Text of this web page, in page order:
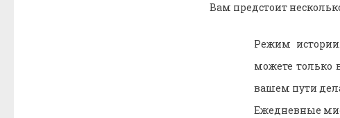
Вам предстоит
Режим
можете только
вашем пути
Ежедневные